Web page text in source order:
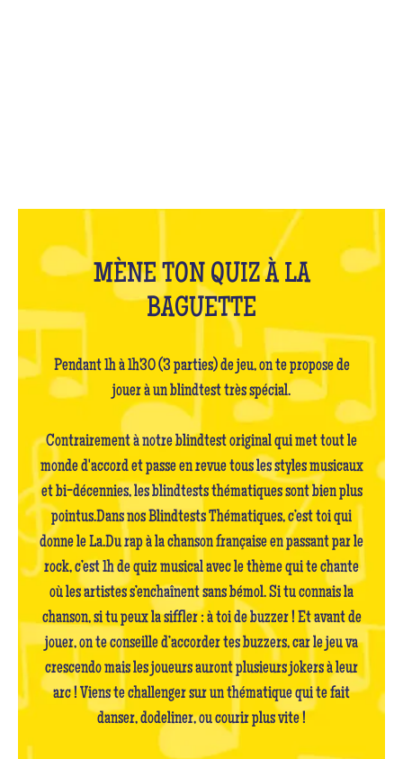
MÈNE TON QUIZ À LA
BAGUETTE
Pendant 1h à 1h30 (3 parties) de jeu, on te propose de
jouer à un blindtest très spécial.
Contrairement à notre blindtest original qui met tout le
monde d'accord et passe en revue tous les styles musicaux
et bi-décennies, les blindtests thématiques sont bien plus
pointus.Dans nos Blindtests Thématiques, c’est toi qui
donne le La.Du rap à la chanson française en passant par le
rock, c’est 1h de quiz musical avec le thème qui te chante
où les artistes s’enchaînent sans bémol. Si tu connais la
chanson, si tu peux la siffler : à toi de buzzer ! Et avant de
jouer, on te conseille d’accorder tes buzzers, car le jeu va
crescendo mais les joueurs auront plusieurs jokers à leur
arc ! Viens te challenger sur un thématique qui te fait
danser, dodeliner, ou courir plus vite !